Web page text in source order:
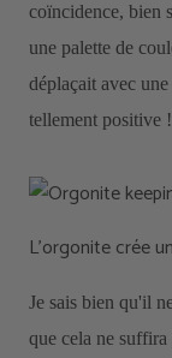
coïncidence, bien
une palette de
déplaçait avec
tellement positive !
L'orgonite crée
Je sais bien qu'il
que cela ne